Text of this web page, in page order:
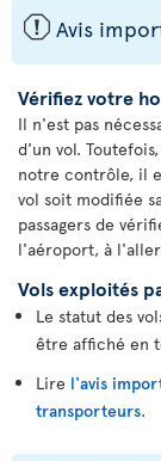
ü Avis
Vérifiez votre
Il n'est pas
d'un vol.
notre contrôle, il
vol soit modifiée
passagers de
l'aéroport, à
Vols exploités
Le statut des
être affiché en
Lire l'avis
transporteurs.